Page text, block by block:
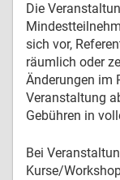
Die
sich vor,
räumlich oder
Änderungen im
Veranstaltung
Gebühren in
Bei
Kurse/